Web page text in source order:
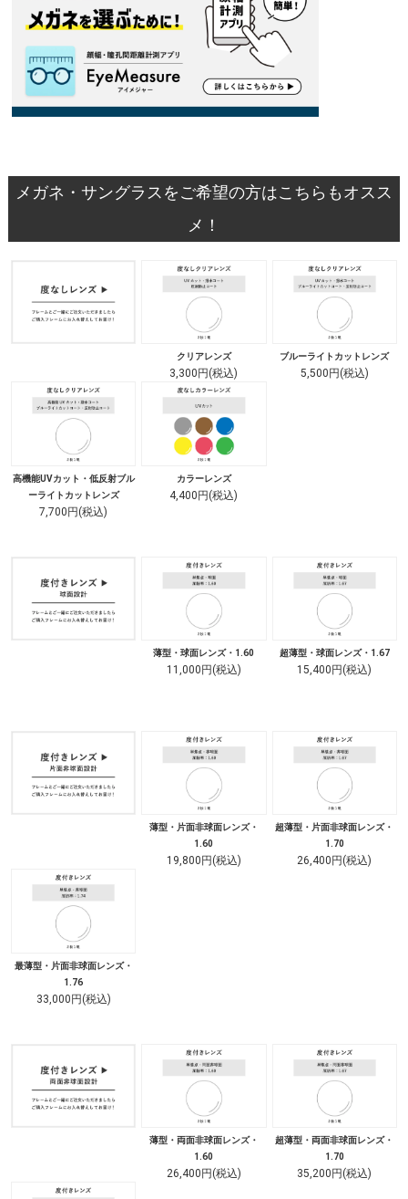
メガネ・サングラスをご希望の方はこちらもオスス
メ！
クリアレンズ
3,300円(税込)
ブルーライトカットレンズ
5,500円(税込)
高機能UVカット・低反射ブル
ーライトカットレンズ
7,700円(税込)
カラーレンズ
4,400円(税込)
薄型・球面レンズ・1.60
11,000円(税込)
超薄型・球面レンズ・1.67
15,400円(税込)
薄型・片面非球面レンズ・
1.60
19,800円(税込)
超薄型・片面非球面レンズ・
1.70
26,400円(税込)
最薄型・片面非球面レンズ・
1.76
33,000円(税込)
薄型・両面非球面レンズ・
1.60
26,400円(税込)
超薄型・両面非球面レンズ・
1.70
35,200円(税込)